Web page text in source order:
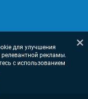
×
для улучшения
рекламы.
с использованием